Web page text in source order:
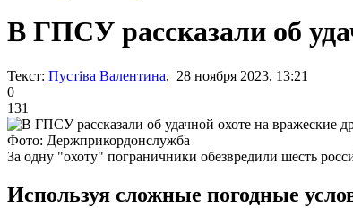
В ГПСУ рассказали об
Текст: Пустіва Валентина, 28 ноября 2023, 13:21
0
131
Фото: Держприкордонслужба
За одну "охоту" пограничники обезвредили шесть
Используя сложные погодные